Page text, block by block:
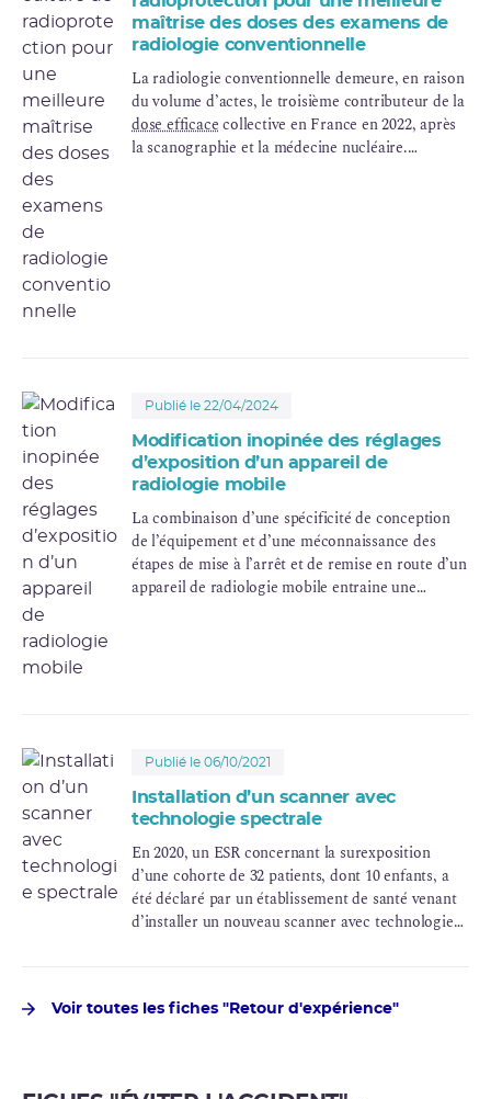
maîtrise des doses des examens de
radiologie conventionnelle
La radiologie conventionnelle demeure, en raison
du volume d’actes, le troisième contributeur de la
dose efficacecollective en France en 2022, après
la scanographie et la médecine nucléaire.
Publié le 22/04/2024
Modification inopinée des réglages
d’exposition d’un appareil de
radiologie mobile
La combinaison d’une spécificité de conception
de l’équipement et d’une méconnaissance des
étapes de mise à l’arrêt et de remise en route d’un
appareil de radiologie mobile entraine une
Publié le 06/10/2021
Installation d’un scanner avec
technologie spectrale
En 2020, un ESR concernant la surexposition
d’une cohorte de 32 patients, dont 10 enfants, a
été déclaré par un établissement de santé venant
d’installer un nouveau scanner avec technologie
Voir toutes les fiches "Retour d'expérience"